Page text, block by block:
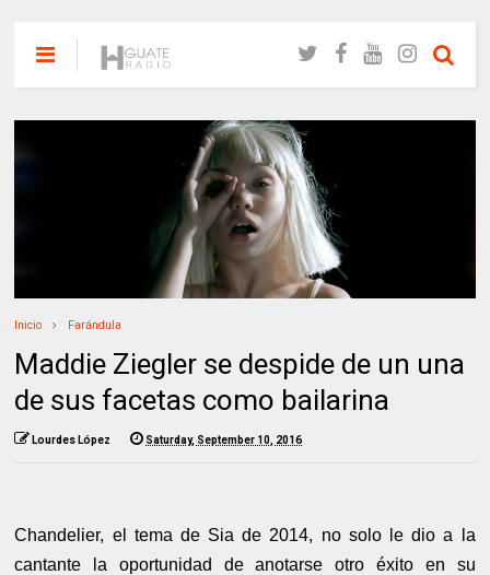
Inicio Farándula
Maddie Ziegler se despide de un una
de sus facetas como bailarina
Lourdes López Saturday, September 10, 2016
Chandelier, el tema de Sia de 2014, no solo le dio a la
cantante la oportunidad de anotarse otro éxito en su